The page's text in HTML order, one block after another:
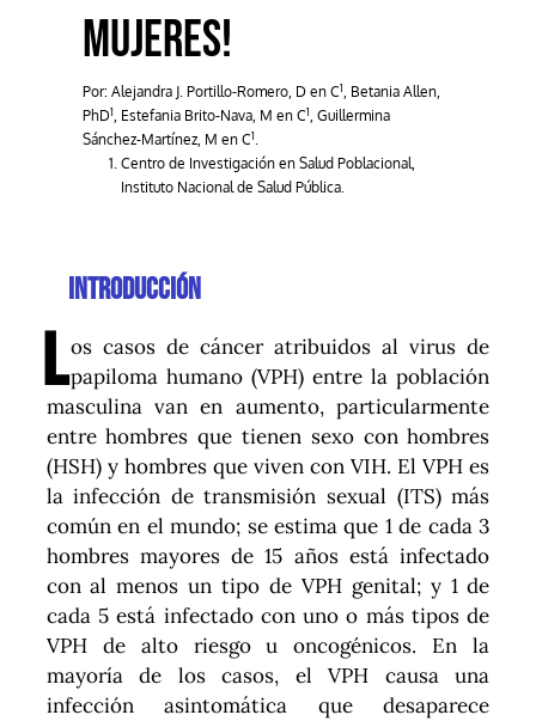
mujeres!
Por: Alejandra J. Portillo-Romero, D en C1, Betania Allen,
PhD1, Estefania Brito-Nava, M en C1, Guillermina
Sánchez-Martínez, M en C1.
Centro de Investigación en Salud Poblacional,
Instituto Nacional de Salud Pública.
Introducción
Los casos de cáncer atribuidos al virus de
papiloma humano (VPH) entre la población
masculina van en aumento, particularmente
entre hombres que tienen sexo con hombres
(HSH) y hombres que viven con VIH. El VPH es
la infección de transmisión sexual (ITS) más
común en el mundo; se estima que 1 de cada 3
hombres mayores de 15 años está infectado
con al menos un tipo de VPH genital; y 1 de
cada 5 está infectado con uno o más tipos de
VPH de alto riesgo u oncogénicos. En la
mayoría de los casos, el VPH causa una
infección asintomática que desaparece